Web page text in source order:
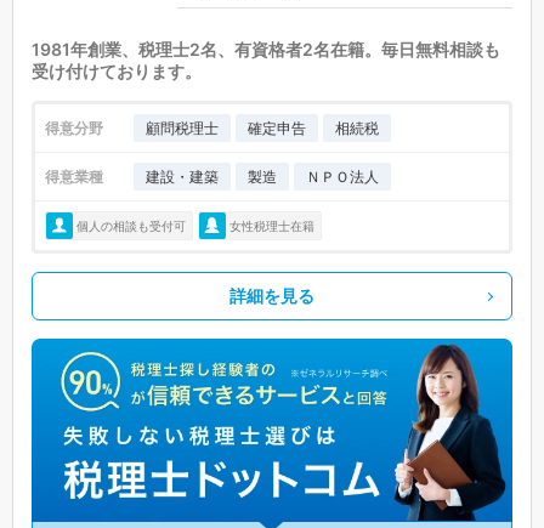
1981年創業、税理士2名、有資格者2名在籍。毎日無料相談も
受け付けております。
得意分野 顧問税理士 確定申告 相続税
得意業種 建設・建築 製造 ＮＰＯ法人
個人の相談も受付可 女性税理士在籍
詳細を見る